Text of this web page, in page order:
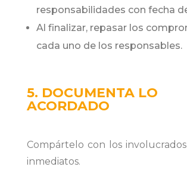
responsabilidades con fecha
Al finalizar, repasar los
cada uno de los responsables.
5. DOCUMENTA LO
ACORDADO
Compártelo con los
inmediatos.